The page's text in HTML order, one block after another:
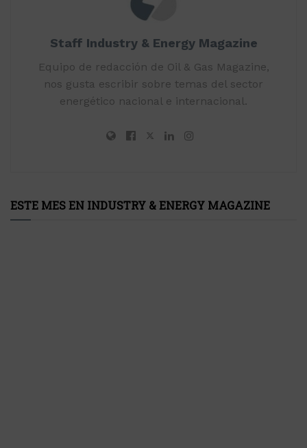
Staff Industry & Energy Magazine
Equipo de redacción de Oil & Gas Magazine,
nos gusta escribir sobre temas del sector
energético nacional e internacional.
ESTE MES EN INDUSTRY & ENERGY MAGAZINE